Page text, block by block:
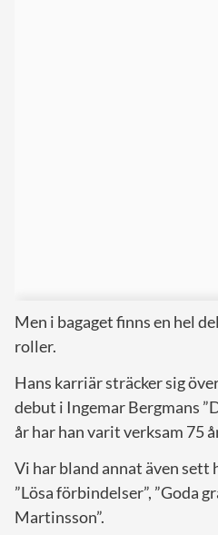
Men i bagaget finns en hel
roller.
Hans karriär sträcker sig
debut i Ingemar Bergmans
år har han varit verksam 75
Vi har bland annat även sett
”Lösa förbindelser”, ”Goda
Martinsson”.